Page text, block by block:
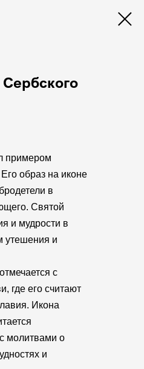
примером
образ на иконе
в
Святой
и мудрости в
утешения и
с
где его считают
Икона
молитвами о
и